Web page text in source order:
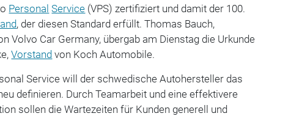
Personal Service (VPS) zertifiziert und damit der 100.
, der diesen Standard erfüllt. Thomas Bauch,
Volvo Car Germany, übergab am Dienstag die Urkunde
Vorstand von Koch Automobile.
Service will der schwedische Autohersteller das
definieren. Durch Teamarbeit und eine effektivere
sollen die Wartezeiten für Kunden generell und